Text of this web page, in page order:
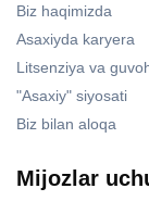
Biz haqimizda
Asaxiyda karyera
Litsenziya va
"Asaxiy" siyosati
Biz bilan aloqa
Mijozlar